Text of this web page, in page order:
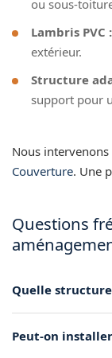
ou sous-
Lambris PVC :
extérieur.
Structure
support pour
Nous intervenons
Couverture. Une
Questions
Quelle
fondamentaux
Peut-on